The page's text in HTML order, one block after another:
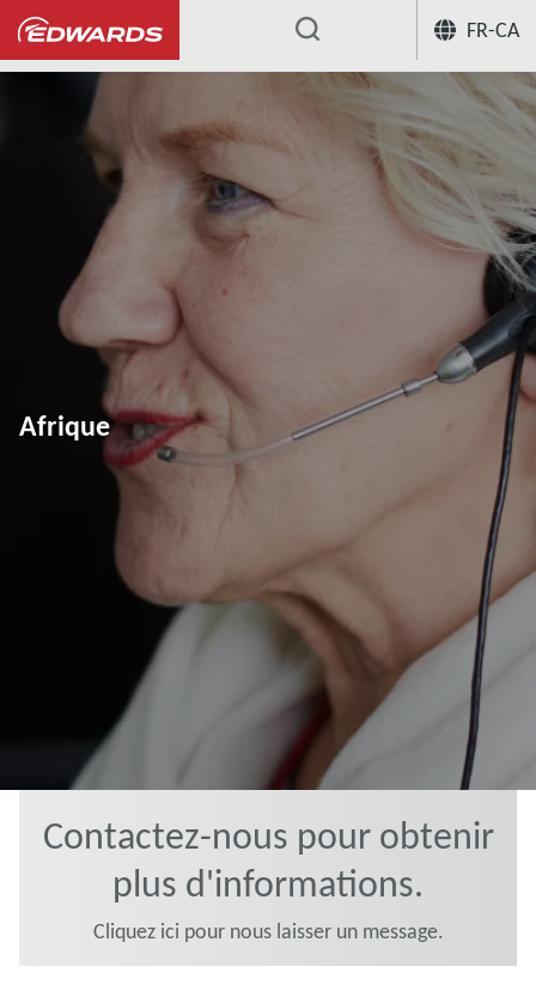
FR-CA
...
Afrique
Contactez-nous pour obtenir
plus d'informations.
Cliquez ici pour nous laisser un message.